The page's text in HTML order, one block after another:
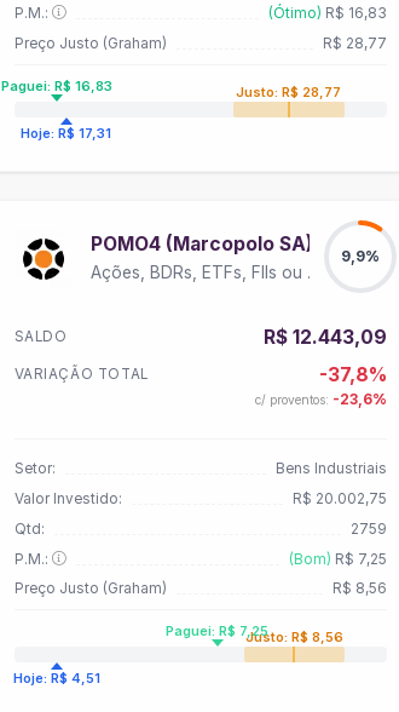
P.M.:
(Ótimo) R$ 16,83
Preço Justo (Graham)
R$ 28,77
Justo: R$ 28,77
Paguei: R$ 16,83
Hoje: R$ 17,31
POMO4 (Marcopolo SA)
Ações, BDRs, ETFs, FIIs ou Units
9,9%
SALDO R$ 12.443,09
VARIAÇÃO TOTAL -37,8%
c/ proventos: -23,6%
Setor:
Bens Industriais
Valor Investido:
R$ 20.002,75
Qtd:
2759
P.M.:
(Bom) R$ 7,25
Preço Justo (Graham)
R$ 8,56
Justo: R$ 8,56
Paguei: R$ 7,25
Hoje: R$ 4,51